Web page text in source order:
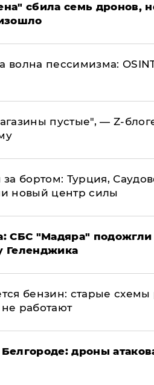
сбила семь дронов,
волна пессимизма:
пустые", — Z-
за бортом: Турция,
новый центр силы
СБС "Мадяра"
Геленджика
бензин: старые
работают
дроны